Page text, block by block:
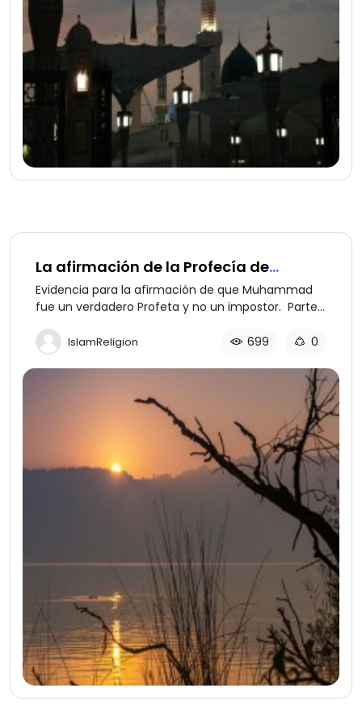
La afirmación de la Profecía de
Muhammad (parte 2 de 3): ¿Fue un
Mentiroso?
Evidencia para la afirmación de que Muhammad
fue un verdadero Profeta y no un impostor. Parte
Muhammad fue un mentiroso.
IslamReligion 699 0